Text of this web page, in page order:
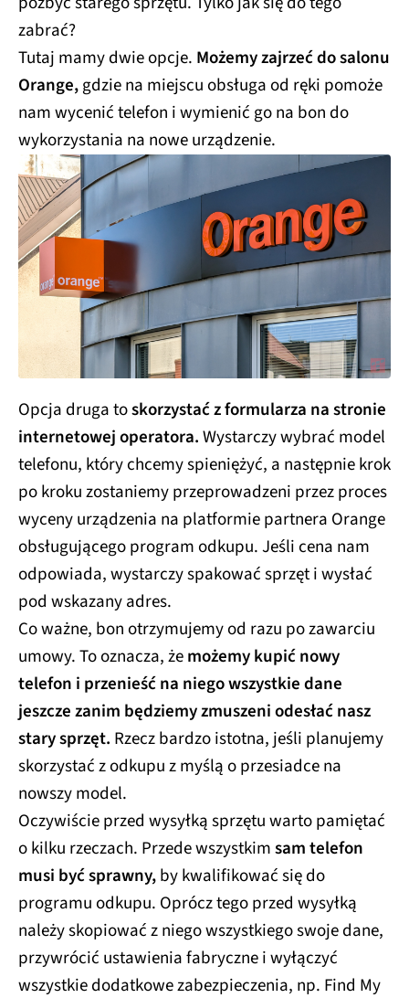
zabrać?
Tutaj mamy dwie opcje. Możemy zajrzeć do salonu
Orange,gdzie na miejscu obsługa od ręki pomoże
nam wycenić telefon i wymienić go na bon do
wykorzystania na nowe urządzenie.
Opcja druga toskorzystać z formularza na stronie
internetowej operatora.Wystarczy wybrać model
telefonu, który chcemy spieniężyć, a następnie krok
po kroku zostaniemy przeprowadzeni przez proces
wyceny urządzenia na platformie partnera Orange
obsługującego program odkupu. Jeśli cena nam
odpowiada, wystarczy spakować sprzęt i wysłać
pod wskazany adres.
Co ważne, bon otrzymujemy od razu po zawarciu
umowy. To oznacza, żemożemy kupić nowy
telefon i przenieść na niego wszystkie dane
jeszcze zanim będziemy zmuszeni odesłać nasz
stary sprzęt. Rzecz bardzo istotna, jeśli planujemy
skorzystać z odkupu z myślą o przesiadce na
nowszy model.
Oczywiście przed wysyłką sprzętu warto pamiętać
o kilku rzeczach. Przede wszystkimsam telefon
musi być sprawny,by kwalifikować się do
programu odkupu. Oprócz tego przed wysyłką
należy skopiować z niego wszystkiego swoje dane,
przywrócić ustawienia fabryczne i wyłączyć
wszystkie dodatkowe zabezpieczenia, np. Find My